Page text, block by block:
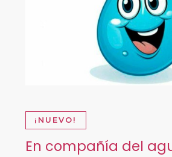
¡NUEVO!
En compañía del